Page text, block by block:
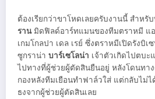
ต้องเรียกว่าขาโหดเลยครับงานนี้ สำหรั
รานมิดฟิลด์อาร์ทแมนของทีมตราหมี แ
เกมโกลปา เดล เรย์ ซึ่งตราหมีเปิดรังบิ
ซูกราน่า บาร์เซโลน่า เจ้าตัวเกิดไปตบะ
ไปทางที่ผู้ช่วยผู้ตัดสินยืนอยู่ หลังโดนทา
กองหลังทีมเยือนทำฟาล์วใส่ แต่กลับไม่
ธงจากผู้ช่วยผู้ตัดสินเลย